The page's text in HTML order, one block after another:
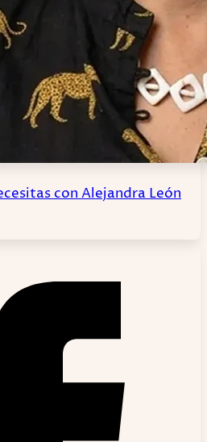
con Alejandra León